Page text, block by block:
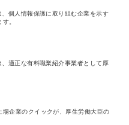
個人情報保護に取り組む企業を示す
。
適正な有料職業紹介事業者として厚
企業のクイックが、厚生労働大臣の